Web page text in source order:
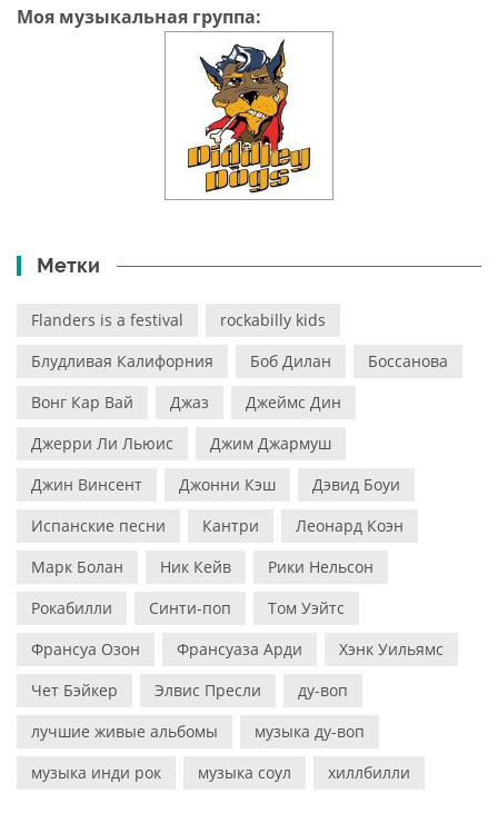
Моя музыкальная группа:
Метки
Flanders is a festival
rockabilly kids
Блудливая Калифорния
Боб Дилан
Боссанова
Вонг Кар Вай
Джаз
Джеймс Дин
Джерри Ли Льюис
Джим Джармуш
Джин Винсент
Джонни Кэш
Дэвид Боуи
Испанские песни
Кантри
Леонард Коэн
Марк Болан
Ник Кейв
Рики Нельсон
Рокабилли
Синти-поп
Том Уэйтс
Франсуа Озон
Франсуаза Арди
Хэнк Уильямс
Чет Бэйкер
Элвис Пресли
ду-воп
лучшие живые альбомы
музыка ду-воп
музыка инди рок
музыка соул хиллбилли